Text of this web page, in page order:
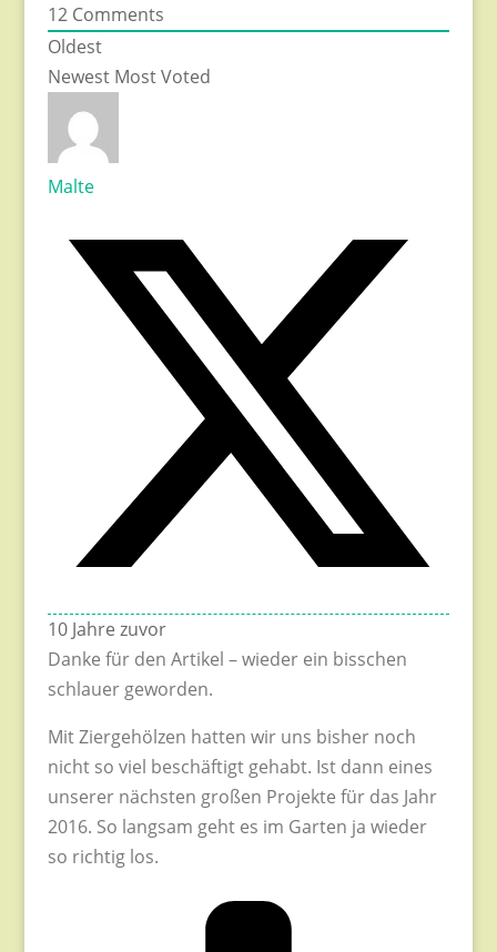
12Comments
Oldest
Newest Most Voted
Malte
10 Jahre zuvor
Danke für den Artikel – wieder ein bisschen
schlauer geworden.
Mit Ziergehölzen hatten wir uns bisher noch
nicht so viel beschäftigt gehabt. Ist dann eines
unserer nächsten großen Projekte für das Jahr
2016. So langsam geht es im Garten ja wieder
so richtig los.